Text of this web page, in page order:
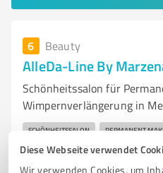
Diese Webseite verwendet
Wir verwenden Cookies, um
6 Beauty
AlleDa-Line By
Schönheitssalon für
Wimpernverlängerung in
SCHÖNHEITSSALON PERMANENT
KOSMETIK MELSUNGEN ANTI-
WIMPERNLIFTING